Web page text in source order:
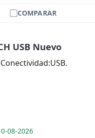
COMPARAR
USB Nuevo
08-2026